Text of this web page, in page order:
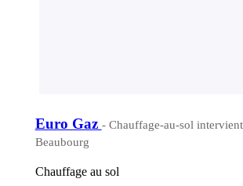
Euro Gaz - Chauffage-au-sol
Beaubourg
Chauffage au sol